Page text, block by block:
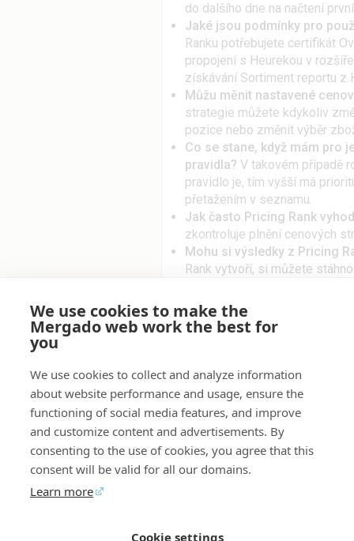
do dalšího dne na načtení
Jaké jsou podmínky pro
Ranku potřebujete certifikát
propojení s Heurekou v
získávání Sortiment reportu z
Můžu měnit nastavené
strategie můžete kdykoliv
pozice nebo změnit výběr
Co se stane, když mám pro
pravidla? V takovém případě
pravidlo je, tím vyšší má
přetažením v seznamu.
Jak často Pricing Rank
zkontroluje plnění cenových
Mohu si výsledky z Pricing
Rank vytvoří, si můžete
Jaký je rozdíl mezi Pricing
soustředí na ovlivňování
doporučování cen s ohledem
příliš drahé a levné produkty
umístění v produktové kartě,
Dla projektów
We use cookies to make the
Mergado web work the best for
you
We use cookies to collect and analyze information
about website performance and usage, ensure the
functioning of social media features, and improve
and customize content and advertisements. By
consenting to the use of cookies, you agree that this
consent will be valid for all our domains.
Learn more
Cookie settings